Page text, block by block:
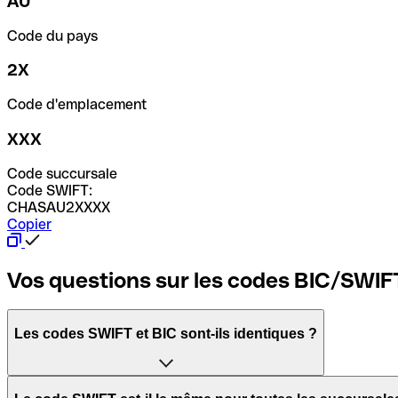
Code du pays
2X
Code d'emplacement
XXX
Code succursale
Code SWIFT:
CHASAU2XXXX
Copier
Vos questions sur les codes BIC/
Les codes SWIFT et BIC sont-ils identiques ?